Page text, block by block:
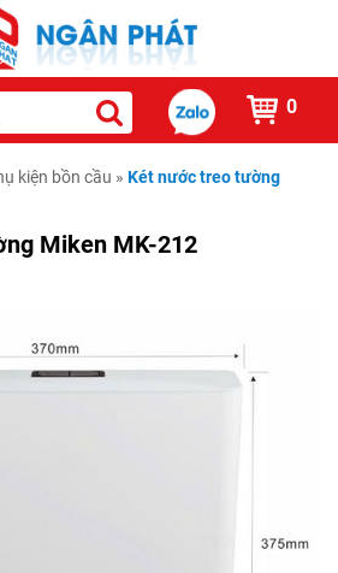
0
kiện bồn cầu » Két nước treo tường
Miken MK-212